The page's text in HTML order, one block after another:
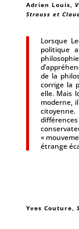
Adrien Louis,
Strauss et
Lorsque
politique
de la
corrige la
elle. Mais
moderne,
«
étrange
Yves Couture,